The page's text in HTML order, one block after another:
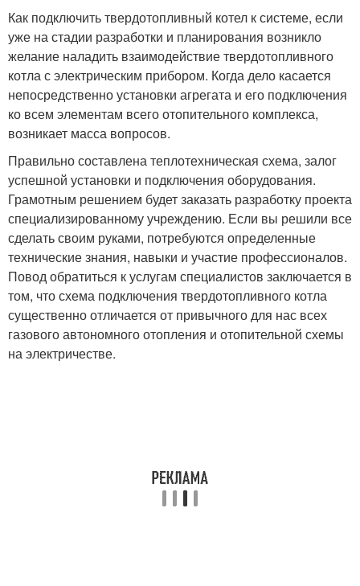
Как подключить твердотопливный котел к системе, если
уже на стадии разработки и планирования возникло
желание наладить взаимодействие твердотопливного
котла с электрическим прибором. Когда дело касается
непосредственно установки агрегата и его подключения
ко всем элементам всего отопительного комплекса,
возникает масса вопросов.
Правильно составлена теплотехническая схема, залог
успешной установки и подключения оборудования.
Грамотным решением будет заказать разработку проекта
специализированному учреждению. Если вы решили все
сделать своим руками, потребуются определенные
технические знания, навыки и участие профессионалов.
Повод обратиться к услугам специалистов заключается в
том, что схема подключения твердотопливного котла
существенно отличается от привычного для нас всех
газового автономного отопления и отопительной схемы
на электричестве.